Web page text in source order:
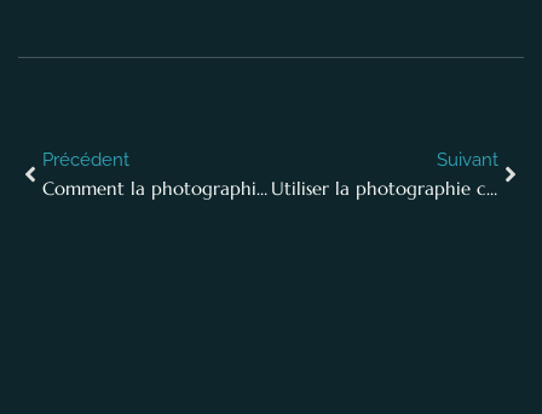
Précédent
Comment la photographie noir et blanc peut booster l’image de votre entreprise
Suivant
Utiliser la photographie comme outil de recrutement : comment et pourquoi?